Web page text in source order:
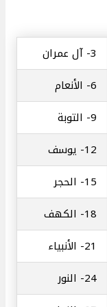
3- آل عمران
6- الأنعام
9- التوبة
12- يوسف
15- الحجر
18- الكهف
21- الأنبياء
24- النور